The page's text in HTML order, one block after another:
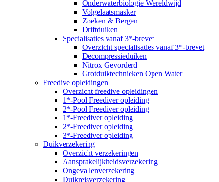
Onderwaterbiologie Wereldwijd
Volgelaatsmasker
Zoeken & Bergen
Driftduiken
Specialisaties vanaf 3*-brevet
Overzicht specialisaties vanaf 3*-brevet
Decompressieduiken
Nitrox Gevorderd
Grotduiktechnieken Open Water
Freedive opleidingen
Overzicht freedive opleidingen
1*-Pool Freediver opleiding
2*-Pool Freediver opleiding
1*-Freediver opleiding
2*-Freediver opleiding
3*-Freediver opleiding
Duikverzekering
Overzicht verzekeringen
Aansprakelijkheidsverzekering
Ongevallenverzekering
Duikreisverzekering